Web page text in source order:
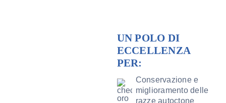
Contatti
UN POLO DI
ECCELLENZA
PER:
Conservazione e
miglioramento delle
razze autoctone